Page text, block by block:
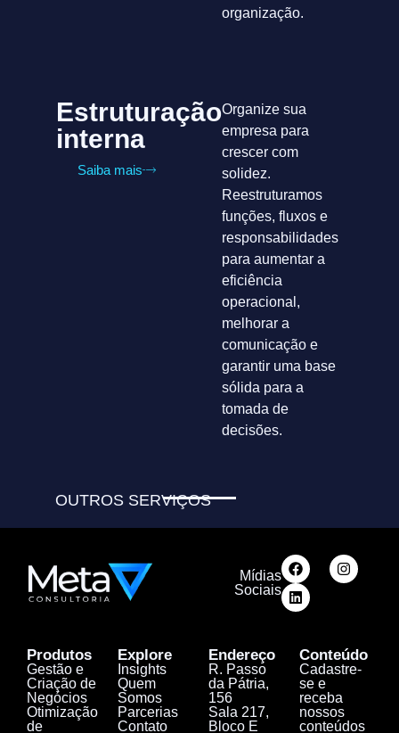
organização.
Estruturação
interna
Saiba mais
Organize sua
empresa para
crescer com
solidez.
Reestruturamos
funções, fluxos e
responsabilidades
para aumentar a
eficiência
operacional,
melhorar a
comunicação e
garantir uma base
sólida para a
tomada de
decisões.
OUTROS SERVIÇOS
Mídias
Sociais
Produtos
Gestão e
Criação de
Negócios
Otimização
de
Explore
Insights
Quem
Somos
Parcerias
Contato
Endereço
R. Passo
da Pátria,
156
Sala 217,
Bloco E
Conteúdo
Cadastre-
se e
receba
nossos
conteúdos